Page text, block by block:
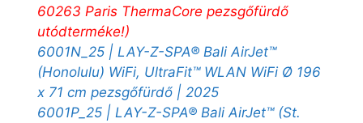
60263 Paris ThermaCore pezsgőfürdő
utódterméke!)
6001N_25 | LAY-Z-SPA® Bali AirJet™
(Honolulu) WiFi, UltraFit™ WLAN WiFi Ø 196
x 71 cm pezsgőfürdő | 2025
6001P_25 | LAY-Z-SPA® Bali AirJet™ (St.